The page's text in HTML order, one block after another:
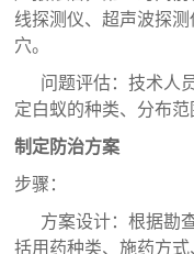
线探测仪、超声波探
穴。
问题评估：技术人
定白蚁的种类、分布范
制定防治方案
步骤：
方案设计：根据勘
括用药种类、施药方式